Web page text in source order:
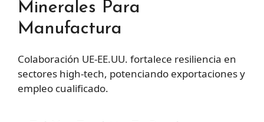
Minerales Para
Manufactura
Colaboración UE-EE.UU. fortalece resiliencia en
sectores high-tech, potenciando exportaciones y
empleo cualificado.